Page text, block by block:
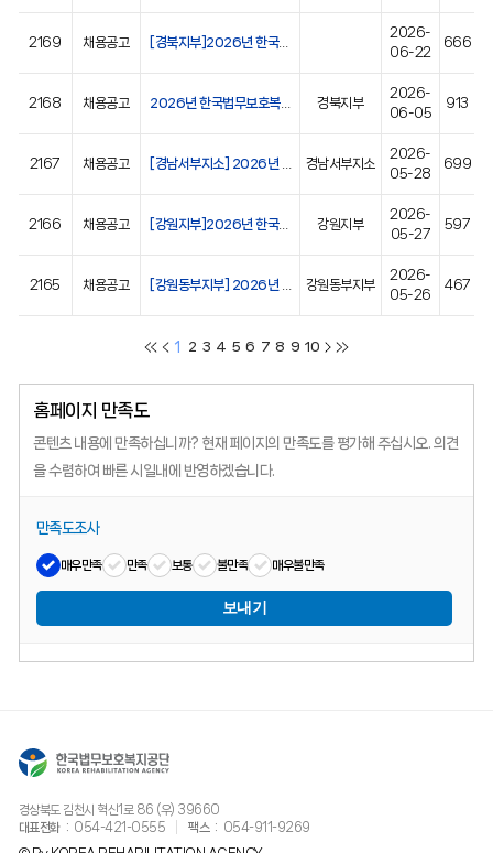
2169 채용공고 [경북지부]2026년 한국법무보호복지공단 경북지부 보호직(육아휴직대체직) 공개경쟁채용 최종합격자 발표 및 채용후보자 등록 안내 공고
2026-
06-22
666
2168 채용공고 2026년 한국법무보호복지공단 경북지부 보호직(육아휴직대체직) 공개경쟁채용 서류전형 합격자 발표 및 면접시험 안내 공고 경북지부
2026-
06-05
913
2167 채용공고 경남서부지소
2026-
05-28
699
2166 채용공고 [강원지부]2026년 한국법무보호복지공단 강원지부 체험형 청년인턴 공개경쟁채용 최종합격자 발표 및 채용후보자 등록 안내 공고 강원지부
2026-
05-27
597
2165 채용공고 강원동부지부
2026-
05-26
467
1 2 3 4 5 6 7 8 9 10
홈페이지 만족도
콘텐츠 내용에 만족하십니까? 현재 페이지의 만족도를 평가해 주십시오. 의견
을 수렴하여 빠른 시일내에 반영하겠습니다.
만족도조사
매우만족 만족 보통 불만족 매우불만족
보내기
경상북도 김천시 혁신1로 86 (우) 39660
대표전화
054-421-0555 팩스 054-911-9269